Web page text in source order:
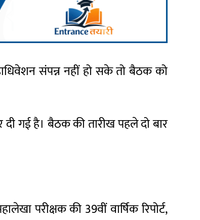
संपन्न नहीं हो सके तो बैठक को
गई है। बैठक की तारीख पहले दो बार
परीक्षक की 39वीं वार्षिक रिपोर्ट,